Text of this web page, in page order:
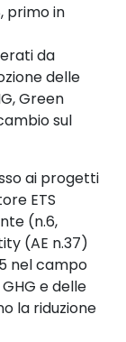
primo in
da
delle
Green
sul
ai progetti
ETS
(n.6,
(AE n.37)
nel campo
e delle
la riduzione